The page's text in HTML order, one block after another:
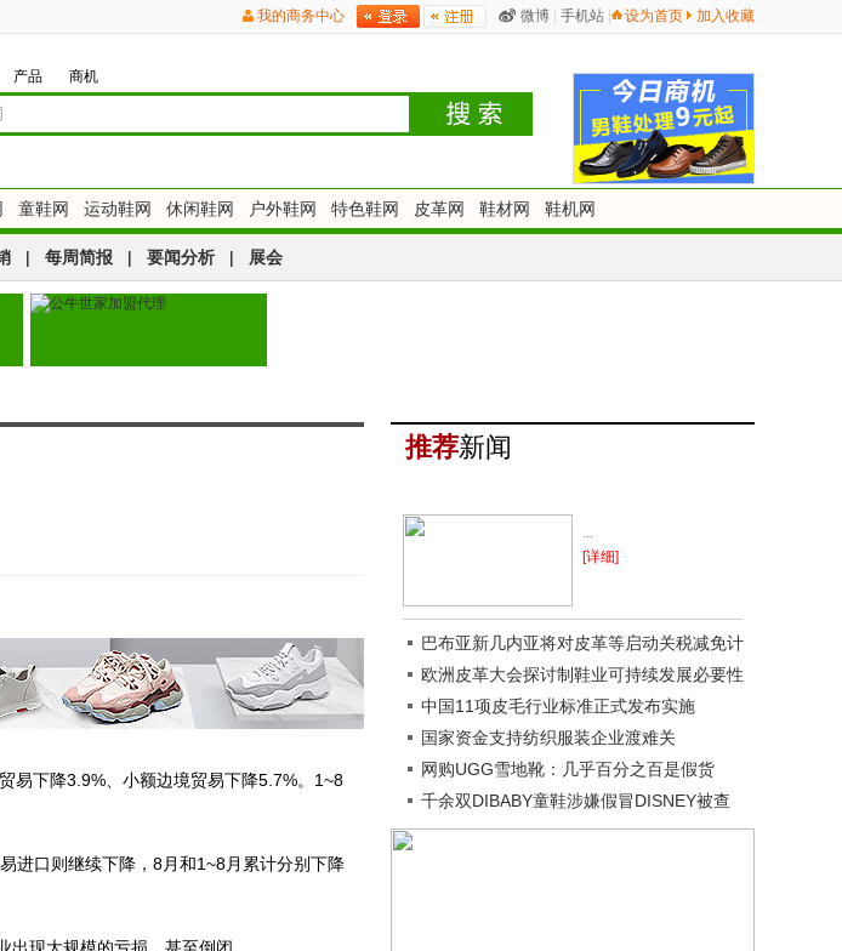
设为首页 加入收藏
手机站
微博
我的商务中心
产品 商机
童鞋网 运动鞋网 休闲鞋网 户外鞋网 特色鞋网 皮革网 鞋材网 鞋机网
| 每周简报 | 要闻分析 | 展会
易下降3.9%、小额边境贸易下降5.7%。1~8
口则继续下降，8月和1~8月累计分别下降
推荐新闻
...
[详细]
巴布亚新几内亚将对皮革等启动关税减免计
划
欧洲皮革大会探讨制鞋业可持续发展必要性
中国11项皮毛行业标准正式发布实施
国家资金支持纺织服装企业渡难关
网购UGG雪地靴：几乎百分之百是假货
千余双DIBABY童鞋涉嫌假冒DISNEY被查